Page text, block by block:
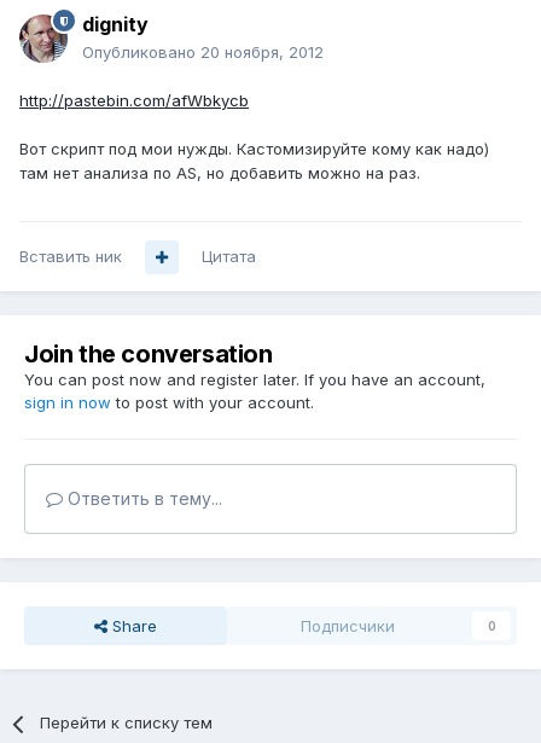
dignity
Опубликовано 20 ноября, 2012
http://pastebin.com/afWbkycb
Вот скрипт под мои нужды. Кастомизируйте кому как надо)
там нет анализа по AS, но добавить можно на раз.
Вставить ник Цитата
Join the conversation
You can post now and register later. If you have an account,
sign in now to post with your account.
Ответить в тему...
Share Подписчики 0
Перейти к списку тем